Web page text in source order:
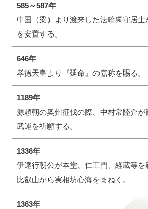
585～587年
中国（梁）より渡来した法輪獨守居士
を安置する。
646年​
孝徳天皇より『延命』の嘉称を賜る。
1189年
源頼朝の奥州征伐の際、中村常陸介が
武運を祈願する。
1336年
伊達行朝公が本堂、仁王門、経蔵等を
比叡山から実相坊心海をまねく。
1363年